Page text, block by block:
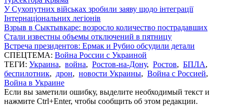
У Сухопутних військах зробили заяву щодо інтеграції
Інтернаціональних легіонів
Взрыв в Сыктывкаре: возросло количество пострадавших
Стали известны объемы отключений в пятницу
Встреча президентов: Ермак и Рубио обсудили детали
СПЕЦТЕМА: Война России с Украиной
ТЕГИ: Украина, война, Ростов-на-Дону, Ростов, БПЛА,
беспилотник, дрон, новости Украины, Война с Россией,
Война в Украине
Если вы заметили ошибку, выделите необходимый текст и
нажмите Ctrl+Enter, чтобы сообщить об этом редакции.